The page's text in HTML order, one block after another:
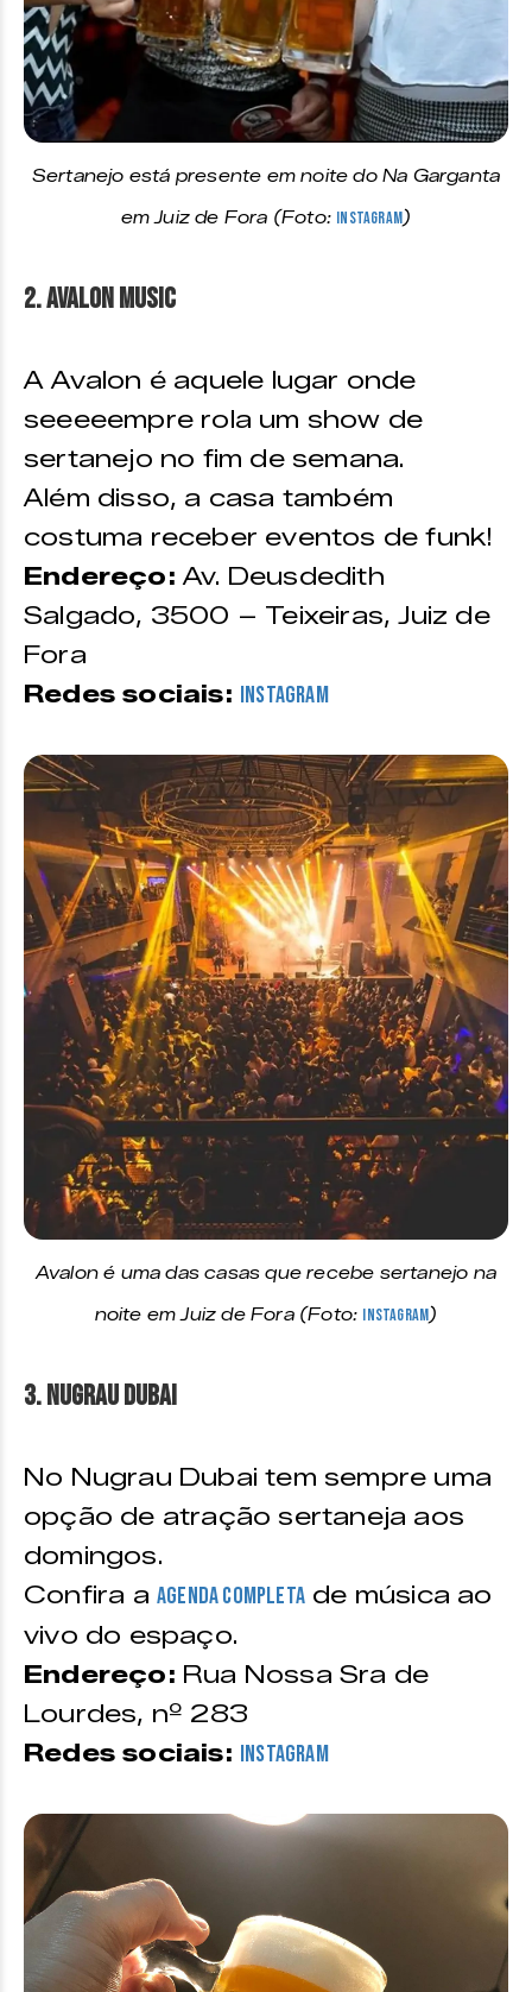
Sertanejo está presente em noite do Na Garganta
em Juiz de Fora (Foto: Instagram)
2. Avalon Music
A Avalon é aquele lugar onde
seeeeempre rola um show de
sertanejo no fim de semana.
Além disso, a casa também
costuma receber eventos de funk!
Endereço: Av. Deusdedith
Salgado, 3500 – Teixeiras, Juiz de
Fora
Redes sociais: Instagram
Avalon é uma das casas que recebe sertanejo na
noite em Juiz de Fora (Foto: Instagram)
3. Nugrau Dubai
No Nugrau Dubai tem sempre uma
opção de atração sertaneja aos
domingos.
Confira a agenda completa de música ao
vivo do espaço.
Endereço: Rua Nossa Sra de
Lourdes, nº 283
Redes sociais: Instagram